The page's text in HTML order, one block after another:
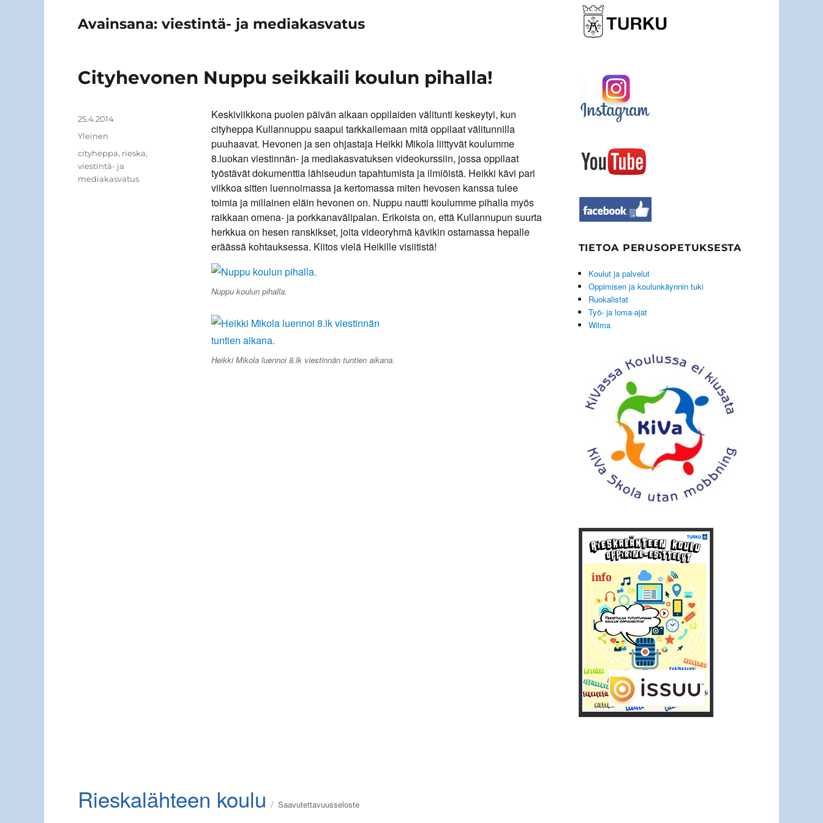
Avainsana: viestintä- ja mediakasvatus
Cityhevonen Nuppu seikkaili koulun pihalla!
Keskiviikkona puolen päivän aikaan oppilaiden välitunti keskeytyi, kun
cityheppa Kullannuppu saapui tarkkailemaan mitä oppilaat välitunnilla
puuhaavat. Hevonen ja sen ohjastaja Heikki Mikola liittyvät koulumme
8.luokan viestinnän- ja mediakasvatuksen videokurssiin, jossa oppilaat
työstävät dokumenttia lähiseudun tapahtumista ja ilmiöistä. Heikki kävi pari
viikkoa sitten luennoimassa ja kertomassa miten hevosen kanssa tulee
toimia ja millainen eläin hevonen on. Nuppu nautti koulumme pihalla myös
raikkaan omena- ja porkkanavälipalan. Erikoista on, että Kullannupun suurta
herkkua on hesen ranskikset, joita videoryhmä kävikin ostamassa hepalle
eräässä kohtauksessa. Kiitos vielä Heikille visiitistä!
Nuppu koulun pihalla.
Heikki Mikola luennoi 8.lk viestinnän tuntien aikana.
Julkaistu
25.4.2014
Kategoriat
Yleinen
Avainsanat
cityheppa, rieska,
viestintä- ja
mediakasvatus
TIETOA PERUSOPETUKSESTA
Koulut ja palvelut
Oppimisen ja koulunkäynnin tuki
Ruokalistat
Työ- ja loma-ajat
Wilma
Rieskalähteen koulu Saavutettavuusseloste